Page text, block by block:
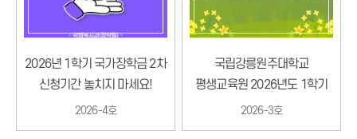
2026년 1학기 국가장학금 2차
신청기간 놓치지 마세요!
2026-4호
국립강릉원주대학교
평생교육원 2026년도 1학기
수강생 모집
2026-3호